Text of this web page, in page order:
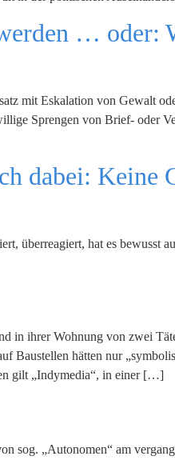
… oder:
mit Eskalation von Gewalt
Sprengen von Brief- oder
dabei: Keine
überreagiert, hat es bewusst
in ihrer Wohnung von zwei
Baustellen hätten nur
gilt „Indymedia“, in einer […]
„Autonomen“ am